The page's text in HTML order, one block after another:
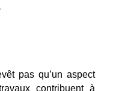
pas qu’un aspect
contribuent à